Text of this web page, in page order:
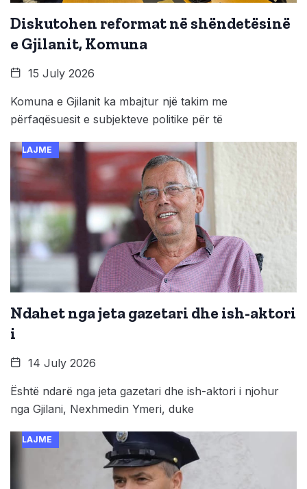
Diskutohen reformat në shëndetësinë
e Gjilanit, Komuna
15 July 2026
Komuna e Gjilanit ka mbajtur një takim me
përfaqësuesit e subjekteve politike për të
LAJME
Ndahet nga jeta gazetari dhe ish-aktori
i
14 July 2026
Është ndarë nga jeta gazetari dhe ish-aktori i njohur
nga Gjilani, Nexhmedin Ymeri, duke
LAJME